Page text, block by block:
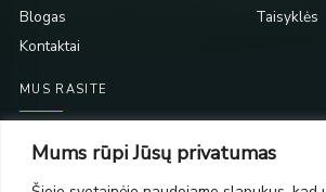
Mums rūpi Jūsų privatumas
Blogas
Kontaktai
Taisyklės
MUS RASITE
Taikos pr. 139
PC Molas, Klaipėda
Taikos pr. 141